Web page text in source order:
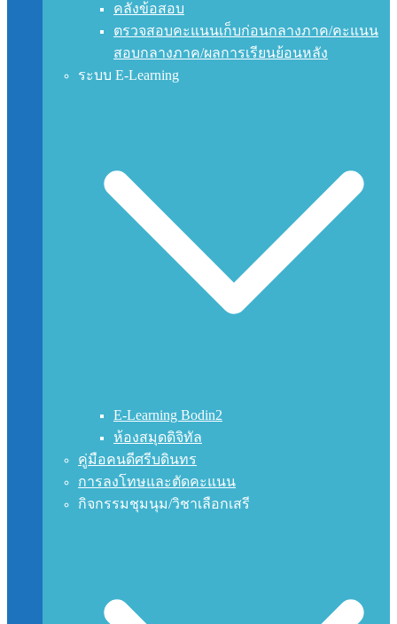
คลังข้อสอบ
ตรวจสอบคะแนนเก็บก่อนกลางภาค/คะแนน
สอบกลางภาค/ผลการเรียนย้อนหลัง
ระบบ E-Learning
E-Learning Bodin2
ห้องสมุดดิจิทัล
คู่มือคนดีศรีบดินทร
การลงโทษและตัดคะแนน
กิจกรรมชุมนุม/วิชาเลือกเสรี